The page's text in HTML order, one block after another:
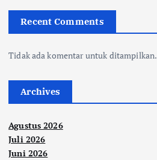
Recent Comments
Tidak ada komentar untuk ditampilkan.
Archives
Agustus 2026
Juli 2026
Juni 2026